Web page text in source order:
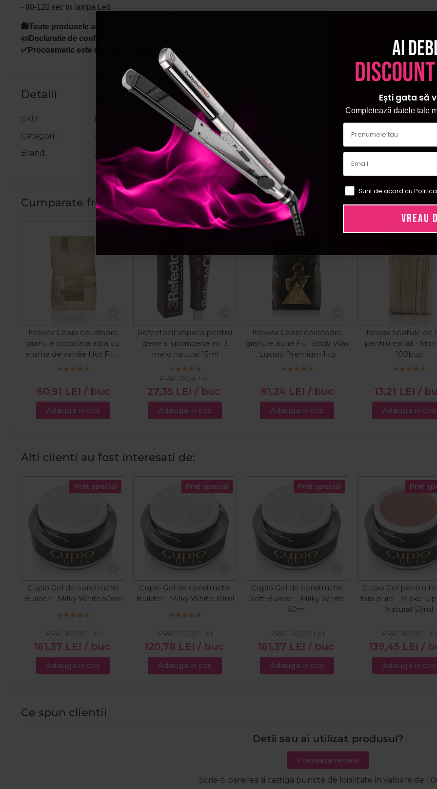
- 90-120 sec in lampa Led.
🛍️Toate produsele achizitionate de pe site-ul nostru sunt originale.
📜Declaratie de conformitate ProCosmetic.
✅Procosmetic este distribuitor autorizat Cupio.
Detalii
SKU
D1835
Categorii
Geluri de constructie
Brand
Cupio
Cumparate frecvent impreuna:
Italwax Ceara epilatoare
granule ciocolata alba cu
aroma de vanilie Hot Film
Ciocolata Alba 1kg
60,91 LEI / buc
Adauga in cos
Pret special
Refectocil Vopsea pentru
gene si sprancene nr. 3
maro natural 15ml
27,35 LEI / buc
PRP: 28,56 LEI
Adauga in cos
Italwax Ceara epilatoare
granule aurie Full Body Wax
Luxury Premium 1kg
81,24 LEI / buc
Adauga in cos
Italwax Spatule de
pentru epilat -
100buc
13,21 LEI /
Adauga in cos
Alti clienti au fost interesati de:
Pret special
Cupio Gel de constructie
Builder - Milky White 50ml
161,37 LEI / buc
PRP: 163,00 LEI
Adauga in cos
Pret special
Cupio Gel de constructie
Builder - Milky White 30ml
120,78 LEI / buc
PRP: 122,00 LEI
Adauga in cos
Pret special
Cupio Gel de constructie
Soft Builder - Milky White
50ml
161,37 LEI / buc
PRP: 163,00 LEI
Adauga in cos
Pret
Cupio Gel pentru
fara pilire - Make-
Natural 50ml
139,45 LEI /
PRP: 163,00 LEI
Adauga in cos
Ce spun clientii
Detii sau ai utilizat produsul?
Posteaza review
Scrie-ti parerea si castiga puncte de loialitate in valoare de
Ai
Ești gata să
Completează datele tale
Sunt de acord cu
VREAU